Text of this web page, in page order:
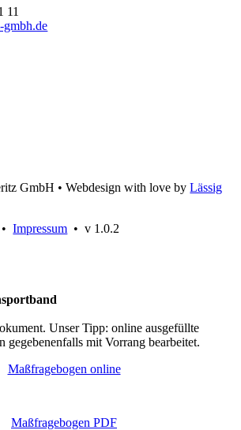
11
gmbh.de
GmbH • Webdesign with love byLässig
•Impressum • v 1.0.2
Unser Tipp: online ausgefüllte
gegebenenfalls mit Vorrang bearbeitet.
Maßfragebogen online
Maßfragebogen PDF